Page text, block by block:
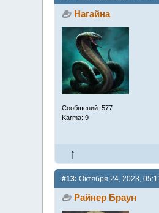
Нагайна
Сообщений: 577
Karma: 9
#13: Октября 24, 2023,
Райнер Браун